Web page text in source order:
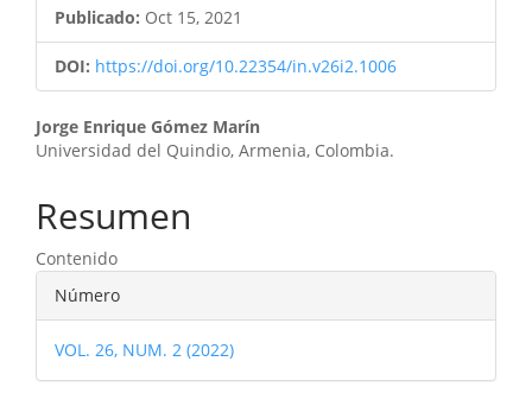
Publicado: Oct 15, 2021
DOI: https://doi.org/10.22354/in.v26i2.1006
Contenido
principal
del
artículo
Jorge Enrique Gómez Marín
Universidad del Quindio, Armenia, Colombia.
Resumen
Contenido
Detalles
del
artículo
Número
VOL. 26, NUM. 2 (2022)